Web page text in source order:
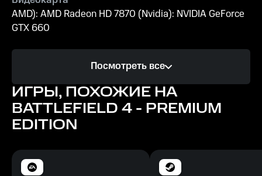
AMD): AMD Radeon HD 7870 (Nvidia): NVIDIA GeForce
GTX 660
(AMD): шестиядерный процессор (Intel):
четырехъядерный
Память
8 ГБ ОЗУ
Место на диске
30 ГБ
Посмотреть все
ИГРЫ, ПОХОЖИЕ НА
BATTLEFIELD 4 - PREMIUM
EDITION